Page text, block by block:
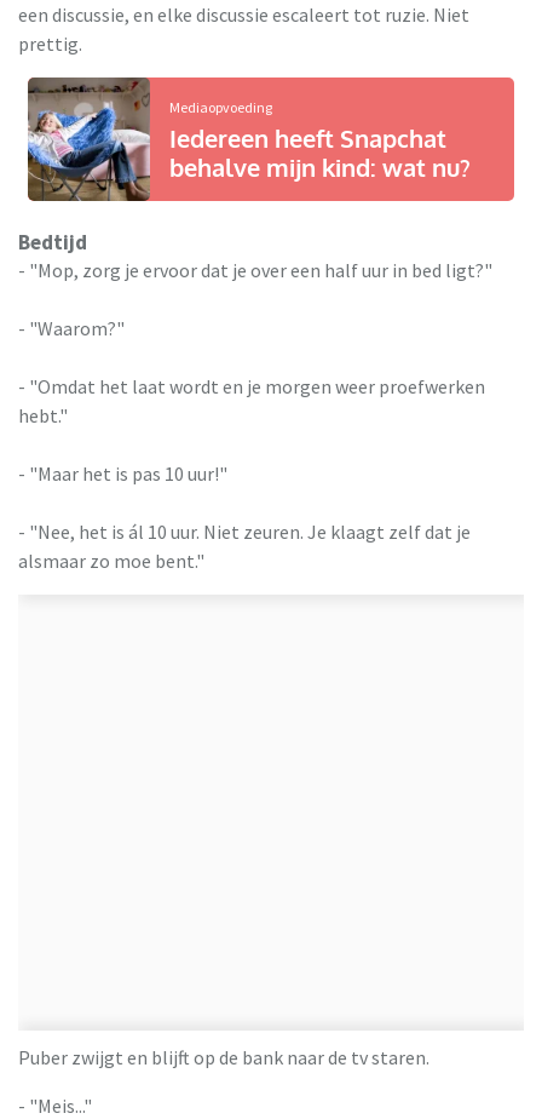
een discussie, en elke discussie escaleert tot ruzie. Niet
prettig.
Mediaopvoeding
Iedereen heeft Snapchat
behalve mijn kind: wat nu?
Bedtijd
- "Mop, zorg je ervoor dat je over een half uur in bed ligt?"
- "Waarom?"
- "Omdat het laat wordt en je morgen weer proefwerken
hebt."
- "Maar het is pas 10 uur!"
- "Nee, het is ál 10 uur. Niet zeuren. Je klaagt zelf dat je
alsmaar zo moe bent."
Puber zwijgt en blijft op de bank naar de tv staren.
- "Meis..."